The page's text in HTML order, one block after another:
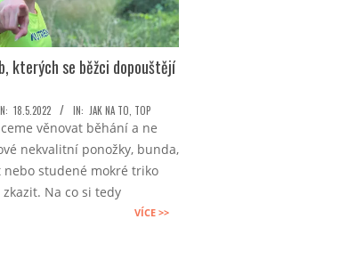
kterých se běžci dopouštějí
18.5.2022 IN: JAK NA TO TOP
věnovat běhání a ne
nekvalitní ponožky, bunda,
nebo studené mokré triko
Na co si tedy
VÍCE >>